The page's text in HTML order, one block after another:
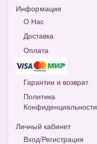
Информация
О Нас
Доставка
Оплата
Гарантии и возврат
Политика
Конфиденциальности
Личный кабинет
Вход/Регистрация